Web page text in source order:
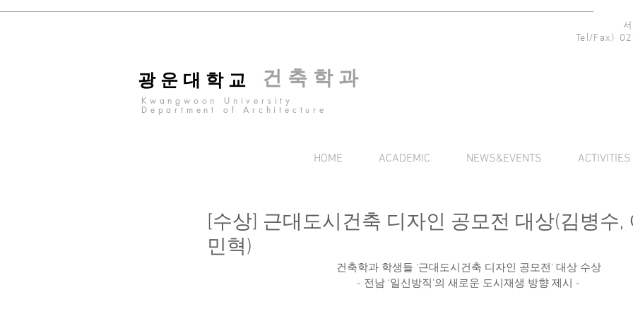
Tel/Fax)
Kwangwoon University
Department of Architecture
광 운 대 학 교 건 축 학 과
HOME ACADEMIC NEWS&EVENTS ACTIVITIES
[수상] 근대도시건축 디자인 공모전 대상(김병수,
민혁)
건축학과 학생들 ‘근대도시건축 디자인 공모전’ 대상 수상
- 전남 ‘일신방직’의 새로운 도시재생 방향 제시 -